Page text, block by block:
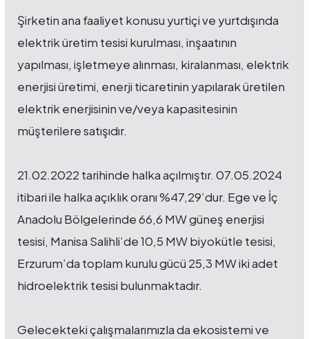
Şirketin ana faaliyet konusu yurtiçi ve yurtdışında
elektrik üretim tesisi kurulması, inşaatının
yapılması, işletmeye alınması, kiralanması, elektrik
enerjisi üretimi, enerji ticaretinin yapılarak üretilen
elektrik enerjisinin ve/veya kapasitesinin
müşterilere satışıdır.
21.02.2022 tarihinde halka açılmıştır. 07.05.2024
itibari ile halka açıklık oranı %47,29’dur. Ege ve İç
Anadolu Bölgelerinde 66,6 MW güneş enerjisi
tesisi, Manisa Salihli’de 10,5 MW biyokütle tesisi,
Erzurum’da toplam kurulu gücü 25,3 MW iki adet
hidroelektrik tesisi bulunmaktadır.
Gelecekteki çalışmalarımızla da ekosistemi ve